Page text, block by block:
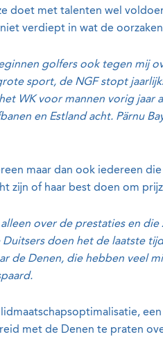
doet met talenten wel
verdiept in wat de
golfers ook tegen mij
sport, de NGF stopt
WK voor mannen vorig jaar
en Estland acht. Pärnu
maar dan ook iedereen
zijn of haar best doen om
over de prestaties en die
doen het de laatste
de Denen, die hebben veel
met de Denen te praten